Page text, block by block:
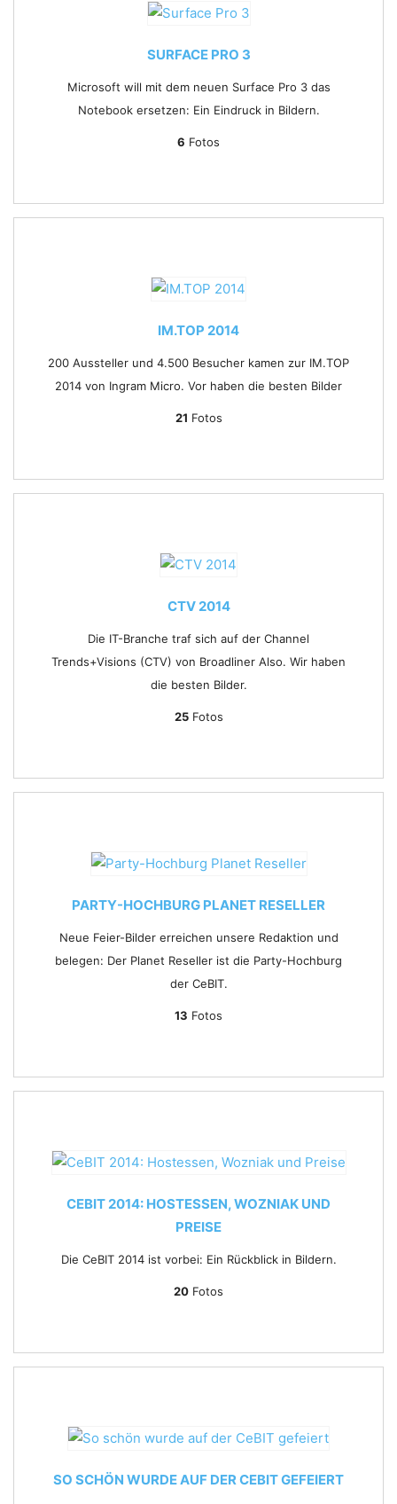
SURFACE PRO 3
Microsoft will mit dem neuen Surface Pro 3 das
Notebook ersetzen: Ein Eindruck in Bildern.
6 Fotos
IM.TOP 2014
200 Aussteller und 4.500 Besucher kamen zur IM.TOP
2014 von Ingram Micro. Vor haben die besten Bilder
21 Fotos
CTV 2014
Die IT-Branche traf sich auf der Channel
Trends+Visions (CTV) von Broadliner Also. Wir haben
die besten Bilder.
25Fotos
PARTY-HOCHBURG PLANET RESELLER
Neue Feier-Bilder erreichen unsere Redaktion und
belegen: Der Planet Reseller ist die Party-Hochburg
der CeBIT.
13 Fotos
CEBIT 2014: HOSTESSEN, WOZNIAK UND
PREISE
Die CeBIT 2014 ist vorbei: Ein Rückblick in Bildern.
20 Fotos
SO SCHÖN WURDE AUF DER CEBIT GEFEIERT